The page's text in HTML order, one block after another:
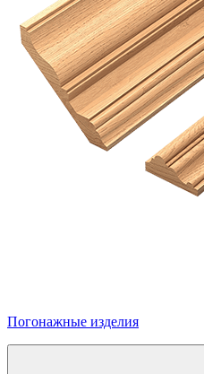
Погонажные изделия